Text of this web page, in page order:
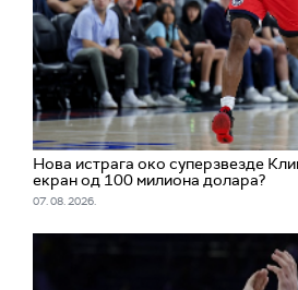
Нова истрага око суперзвезде
екран од 100 милиона долара?
07. 08. 2026.